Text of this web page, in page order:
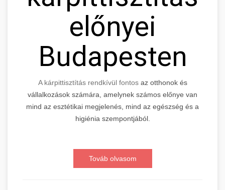
előnyei
Budapesten
A kárpittisztítás rendkívül fontosaz otthonok és
vállalkozások számára, amelynek számos előnye van
mind az esztétikai megjelenés, mind az egészség és a
higiénia szempontjából.
Továb olvasom